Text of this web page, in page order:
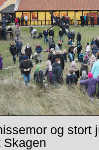
og stort
Skagen